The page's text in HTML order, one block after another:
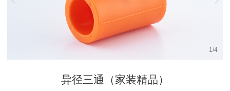
1 /4
异径三通（家装精品）